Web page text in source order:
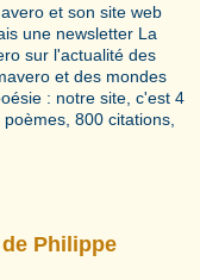
et son site web
une newsletter La
sur l'actualité des
et des mondes
: notre site, c'est 4
800 citations,
Philippe